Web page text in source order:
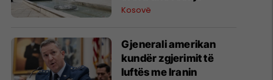
Kosovë
Gjenerali amerikan
kundër zgjerimit të
luftës me Iranin